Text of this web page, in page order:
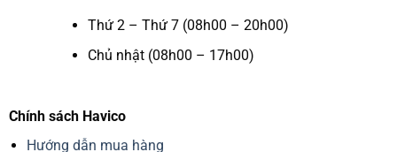
Thứ 2 – Thứ 7 (08h00 – 20h00)
Chủ nhật (08h00 – 17h00)
Chính sách Havico
Hướng dẫn mua hàng